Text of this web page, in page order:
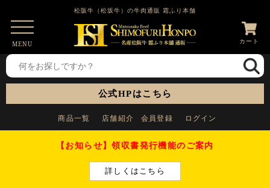
松阪牛（松坂牛）の牛肉通販 霜ふり本舗
カート
MENU
公式HPはこちら
商品一覧 店舗紹介 会員登録 ログイン
【お知らせ】領収書発行機能のご案内
詳しくはこちら